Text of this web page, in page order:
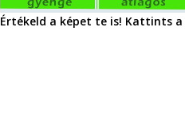
Értékeld a képet te is! Kattints